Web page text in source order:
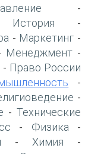
-
История -
- Маркетинг -
Менеджмент -
- Право России
-
-
- Технические
- Физика -
- Химия -